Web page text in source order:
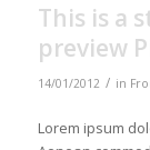
This is a
preview
14/01/2012 / in
Lorem ipsum